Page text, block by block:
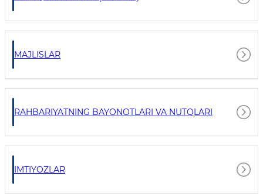
MAJLISLAR
RAHBARIYATNING BAYONOTLARI VA NUTQLARI
IMTIYOZLAR